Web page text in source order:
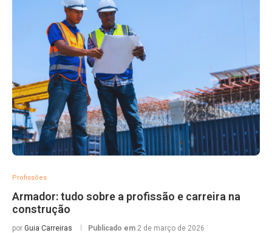
Profissões
Armador: tudo sobre a profissão e carreira na
construção
por Guia Carreiras Publicado em 2 de março de 2026